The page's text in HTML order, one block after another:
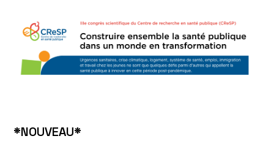
*NOUVEAU*